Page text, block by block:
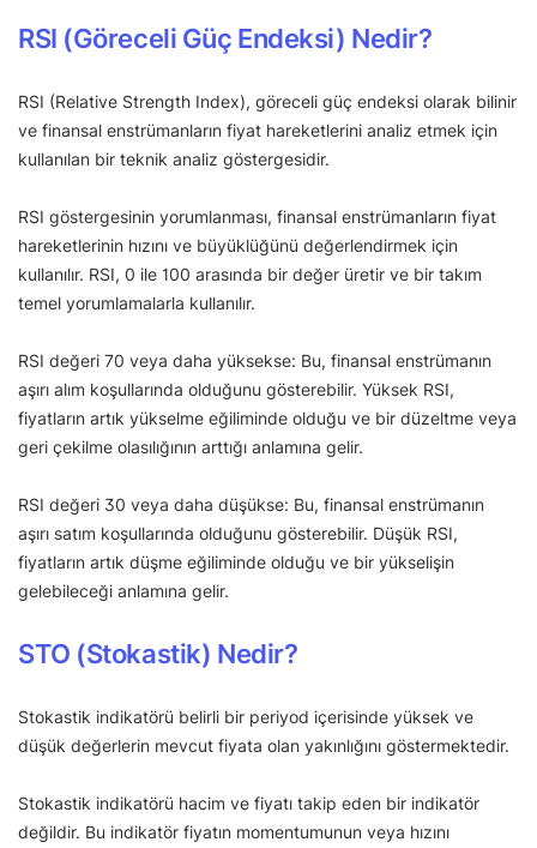
RSI (Göreceli Güç Endeksi) Nedir?
RSI (Relative Strength Index), göreceli güç endeksi olarak bilinir
ve finansal enstrümanların fiyat hareketlerini analiz etmek için
kullanılan bir teknik analiz göstergesidir.
RSI göstergesinin yorumlanması, finansal enstrümanların fiyat
hareketlerinin hızını ve büyüklüğünü değerlendirmek için
kullanılır. RSI, 0 ile 100 arasında bir değer üretir ve bir takım
temel yorumlamalarla kullanılır.
RSI değeri 70 veya daha yüksekse: Bu, finansal enstrümanın
aşırı alım koşullarında olduğunu gösterebilir. Yüksek RSI,
fiyatların artık yükselme eğiliminde olduğu ve bir düzeltme veya
geri çekilme olasılığının arttığı anlamına gelir.
RSI değeri 30 veya daha düşükse: Bu, finansal enstrümanın
aşırı satım koşullarında olduğunu gösterebilir. Düşük RSI,
fiyatların artık düşme eğiliminde olduğu ve bir yükselişin
gelebileceği anlamına gelir.
STO (Stokastik) Nedir?
Stokastik indikatörü belirli bir periyod içerisinde yüksek ve
düşük değerlerin mevcut fiyata olan yakınlığını göstermektedir.
Stokastik indikatörü hacim ve fiyatı takip eden bir indikatör
değildir. Bu indikatör fiyatın momentumunun veya hızını